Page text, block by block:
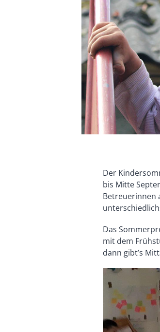
Der
bis Mitte
Betreuerinnen
Das
mit dem
dann gibt’s